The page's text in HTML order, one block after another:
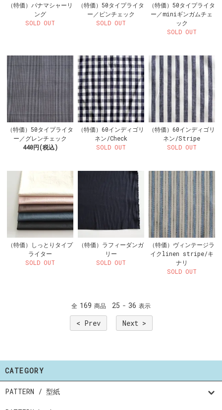
（特価）パナマシャーリ
ング
SOLD OUT
（特価）50タイプライタ
ー／ピンチェック
SOLD OUT
（特価）50タイプライタ
ー／miniギンガムチェ
ック
SOLD OUT
（特価）50タイプライタ
ー／グレンチェック
440円(税込)
（特価）60インディゴリ
ネン/Check
SOLD OUT
（特価）60インディゴリ
ネン/Stripe
SOLD OUT
（特価）しっとりタイプ
ライター
SOLD OUT
（特価）ラフィーダンガ
リー
SOLD OUT
（特価）ヴィンテージラ
イクlinen stripe/キ
ナリ
SOLD OUT
全 169 商品 25 - 36 表示
< Prev Next >
CATEGORY
PATTERN / 型紙